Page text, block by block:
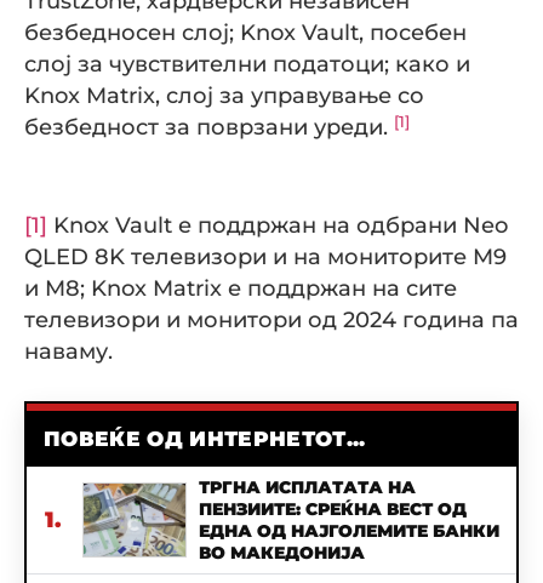
безбедносен слој; Knox Vault, посебен
слој за чувствителни податоци; како и
Knox Matrix, слој за управување со
безбедност за поврзани уреди. [1]
[1] Knox Vault е поддржан на одбрани Neo
QLED 8K телевизори и на мониторите M9
и M8; Knox Matrix е поддржан на сите
телевизори и монитори од 2024 година па
наваму.
ПОВЕЌЕ ОД ИНТЕРНЕТОТ...
1.
ТРГНА ИСПЛАТАТА НА
ПЕНЗИИТЕ: СРЕЌНА ВЕСТ ОД
ЕДНА ОД НАЈГОЛЕМИТЕ БАНКИ
ВО МАКЕДОНИЈА